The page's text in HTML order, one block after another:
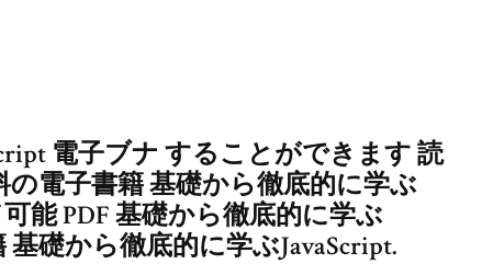
電子ブナ することができます 読
電子書籍 基礎から徹底的に学ぶ
能 PDF 基礎から徹底的に学ぶ
基礎から徹底的に学ぶJavaScript.